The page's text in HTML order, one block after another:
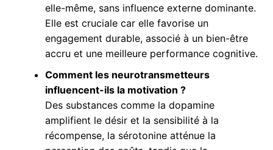
elle-même, sans influence externe dominante.
Elle est cruciale car elle favorise un
engagement durable, associé à un bien-être
accru et une meilleure performance cognitive.
Comment les neurotransmetteurs
influencent-ils la motivation ?
Des substances comme la dopamine
amplifient le désir et la sensibilité à la
récompense, la sérotonine atténue la